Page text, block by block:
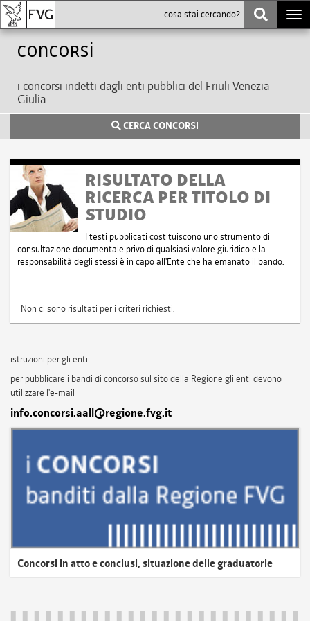
Concorsi
i concorsi indetti dagli enti pubblici del Friuli Venezia
Giulia
CERCA CONCORSI
RISULTATO DELLA
RICERCA PER TITOLO DI
STUDIO
I testi pubblicati costituiscono uno strumento di
consultazione documentale privo di qualsiasi valore giuridico e la
responsabilità degli stessi è in capo all'Ente che ha emanato il bando.
Non ci sono risultati per i criteri richiesti.
istruzioni per gli enti
per pubblicare i bandi di concorso sul sito della Regione gli enti devono
utilizzare l'e-mail
info.concorsi.aall@regione.fvg.it
Concorsi in atto e conclusi, situazione delle graduatorie